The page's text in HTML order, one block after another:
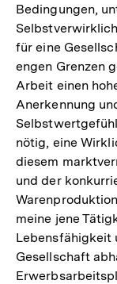
Bedingungen,
für eine
engen Grenzen
Arbeit einen
Anerkennung
nötig, eine
diesem
und der
meine jene
Lebensfähigkeit
Gesellschaft